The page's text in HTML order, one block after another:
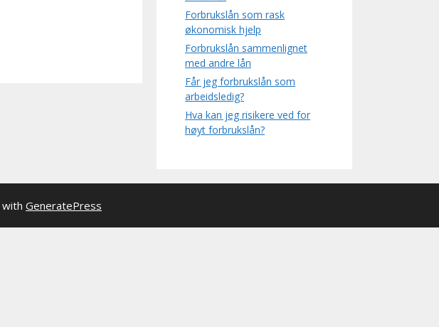
Forbrukslån som rask
økonomisk hjelp
Forbrukslån sammenlignet
med andre lån
Får jeg forbrukslån som
arbeidsledig?
Hva kan jeg risikere ved for
høyt forbrukslån?
with GeneratePress